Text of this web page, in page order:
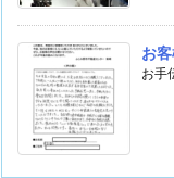
お
お手